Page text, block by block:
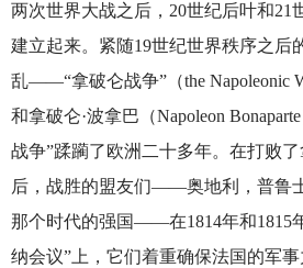
两次世界大战之后，20世纪后叶和21
建立起来。紧随19世纪世界秩序之后
乱——“拿破仑战争”（the Napoleonic
和拿破仑·波拿巴（Napoleon
战争”蹂躏了欧洲二十多年。在打败
后，战胜的盟友们——奥地利，普鲁
那个时代的强国——在1814年和1815
纳会议”上，它们着重确保法国的军